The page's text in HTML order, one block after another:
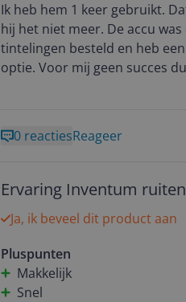
Ik heb hem 1 keer gebruikt.
hij het niet meer. De accu
tintelingen besteld en heb
optie. Voor mij geen succes
0 reactiesReageer
Ervaring Inventum
Pluspunten
Makkelijk
Snel
Ja, ik beveel dit product aan